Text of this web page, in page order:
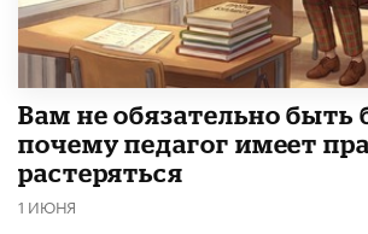
​Вам не обязательно быть
почему педагог имеет
растеряться
1 ИЮНЯ